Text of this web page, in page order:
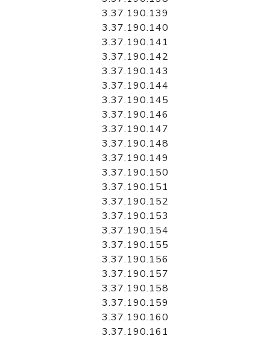
3.37.190.139
3.37.190.140
3.37.190.141
3.37.190.142
3.37.190.143
3.37.190.144
3.37.190.145
3.37.190.146
3.37.190.147
3.37.190.148
3.37.190.149
3.37.190.150
3.37.190.151
3.37.190.152
3.37.190.153
3.37.190.154
3.37.190.155
3.37.190.156
3.37.190.157
3.37.190.158
3.37.190.159
3.37.190.160
3.37.190.161